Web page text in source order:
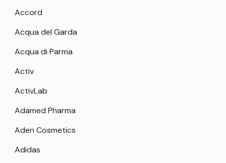
Accord
Acqua del Garda
Acqua di Parma
Activ
ActivLab
Adamed Pharma
Aden Cosmetics
Adidas